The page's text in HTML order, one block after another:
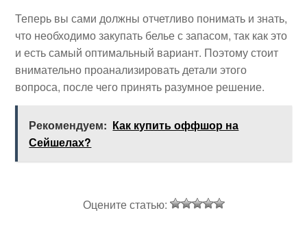
Теперь вы сами должны отчетливо понимать и знать,
что необходимо закупать белье с запасом, так как это
и есть самый оптимальный вариант. Поэтому стоит
внимательно проанализировать детали этого
вопроса, после чего принять разумное решение.
Рекомендуем: Как купить оффшор на
Сейшелах?
Оцените статью: